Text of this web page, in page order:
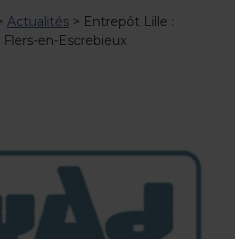
Actualités> Entrepôt Lille :
Flers-en-Escrebieux